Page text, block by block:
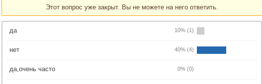
Этот вопрос уже закрыт. Вы не можете на него ответить.
да 10% (1)
нет 40% (4)
да,очень часто 0% (0)